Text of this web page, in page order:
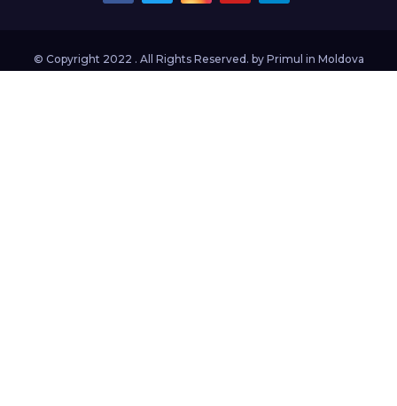
© Copyright 2022 . All Rights Reserved. by Primul in Moldova